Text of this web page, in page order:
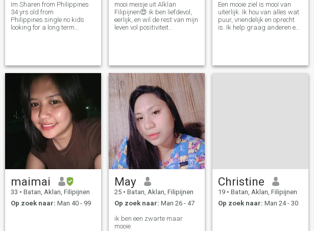
Im Sharen from Philippines
34 yrs old from
Philippines.single no kids
looking for a long term
me.i'm homebuddy person
but i like going to beach
riding my
mooi meisje uit Alklan
Filipijnen😍 ik ben liefdevol,
eerlijk, en wil de rest van mijn
leven vol positiviteit
Een mooie ziel is mooi van
uiterlijk. Ik hou van alles wat
puur, vriendelijk en oprecht
is. Ik help graag anderen en
een goede man.
maimai
33 • Batan, Aklan, Filipijnen
Op zoek naar: Man 40 - 99
May
25 • Batan, Aklan, Filipijnen
Op zoek naar: Man 26 - 47
ik ben een zwarte maar
mooie
Christine
19 • Batan, Aklan, Filipijnen
Op zoek naar: Man 24 - 30